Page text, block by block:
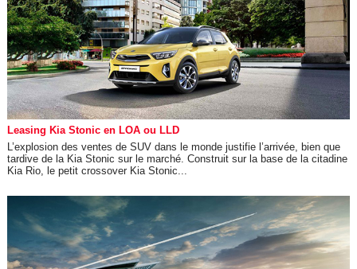
Leasing Kia Stonic en LOA ou LLD
L’explosion des ventes de SUV dans le monde justifie l’arrivée, bien que
tardive de la Kia Stonic sur le marché. Construit sur la base de la citadine
Kia Rio, le petit crossover Kia Stonic...